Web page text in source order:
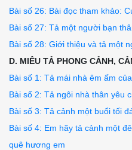
Bài số 26: Bài đọc tham khảo:
Bài số 27: Tả một người bạn
Bài số 28: Giới thiệu và tả một
D. MIÊU TẢ PHONG CẢNH,
Bài số 1: Tả mái nhà êm ấm
Bài số 2: Tả ngôi nhà thân yêu
Bài số 3: Tả cảnh một buổi tối
Bài số 4: Em hãy tả cảnh một
quê hương em